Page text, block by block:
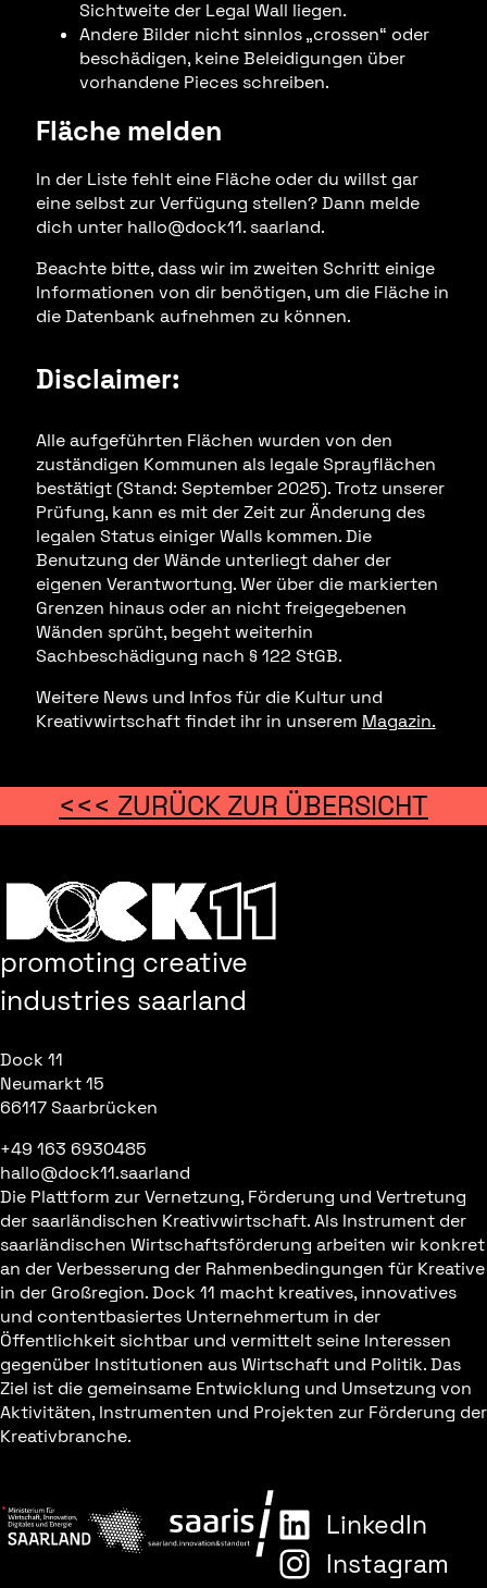
Sichtweite der Legal Wall liegen.
Andere Bilder nicht sinnlos „crossen“ oder
beschädigen, keine Beleidigungen über
vorhandene Pieces schreiben.
Fläche melden
In der Liste fehlt eine Fläche oder du willst gar
eine selbst zur Verfügung stellen? Dann melde
dich unter hallo@dock11. saarland.
Beachte bitte, dass wir im zweiten Schritt einige
Informationen von dir benötigen, um die Fläche in
die Datenbank aufnehmen zu können.
Disclaimer:
Alle aufgeführten Flächen wurden von den
zuständigen Kommunen als legale Sprayflächen
bestätigt (Stand: September 2025). Trotz unserer
Prüfung, kann es mit der Zeit zur Änderung des
legalen Status einiger Walls kommen. Die
Benutzung der Wände unterliegt daher der
eigenen Verantwortung. Wer über die markierten
Grenzen hinaus oder an nicht freigegebenen
Wänden sprüht, begeht weiterhin
Sachbeschädigung nach § 122 StGB.
Weitere News und Infos für die Kultur und
Kreativwirtschaft findet ihr in unserem Magazin.
<<< ZURÜCK ZUR ÜBERSICHT
promoting creative
industries saarland
Dock 11
Neumarkt 15
66117 Saarbrücken
+49 163 6930485
hallo@dock11.saarland
Die Plattform zur Vernetzung, Förderung und Vertretung
der saarländischen Kreativwirtschaft. Als Instrument der
saarländischen Wirtschaftsförderung arbeiten wir konkret
an der Verbesserung der Rahmenbedingungen für Kreative
in der Großregion. Dock 11 macht kreatives, innovatives
und contentbasiertes Unternehmertum in der
Öffentlichkeit sichtbar und vermittelt seine Interessen
gegenüber Institutionen aus Wirtschaft und Politik. Das
Ziel ist die gemeinsame Entwicklung und Umsetzung von
Aktivitäten, Instrumenten und Projekten zur Förderung der
Kreativbranche.
LinkedIn
Instagram